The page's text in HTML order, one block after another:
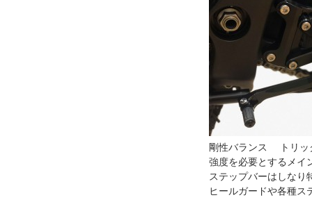
剛性バランス トリッ
強度を必要とするメイ
ステップバーはしなり
ヒールガードや各種ス